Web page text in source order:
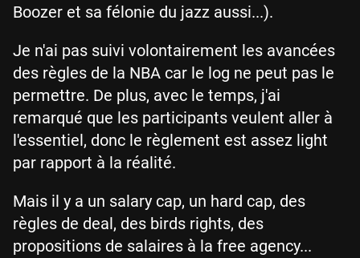
Boozer et sa félonie du jazz aussi...).
Je n'ai pas suivi volontairement les avancées
des règles de la NBA car le log ne peut pas le
permettre. De plus, avec le temps, j'ai
remarqué que les participants veulent aller à
l'essentiel, donc le règlement est assez light
par rapport à la réalité.
Mais il y a un salary cap, un hard cap, des
règles de deal, des birds rights, des
propositions de salaires à la free agency...